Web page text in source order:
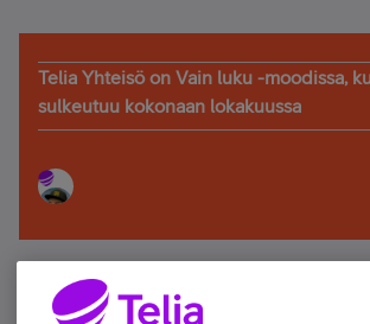
Telia Yhteisö on Vain luku -moodissa,
sulkeutuu kokonaan lokakuussa